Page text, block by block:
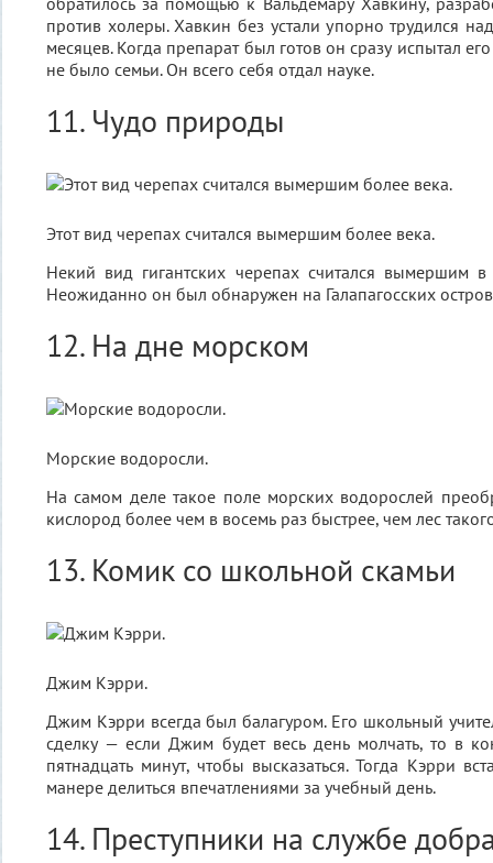
против холеры. Хавкин без устали упорно трудился
месяцев. Когда препарат был готов он сразу испытал
не было семьи. Он всего себя отдал науке.
11. Чудо природы
Этот вид черепах считался вымершим более века.
Некий вид гигантских черепах считался вымершим в
Неожиданно он был обнаружен на Галапагосских
12. На дне морском
Морские водоросли.
На самом деле такое поле морских водорослей
кислород более чем в восемь раз быстрее, чем лес
13. Комик со школьной скамьи
Джим Кэрри.
Джим Кэрри всегда был балагуром. Его школьный
сделку — если Джим будет весь день молчать, то в
пятнадцать минут, чтобы высказаться. Тогда Кэрри
манере делиться впечатлениями за учебный день.
14. Преступники на службе